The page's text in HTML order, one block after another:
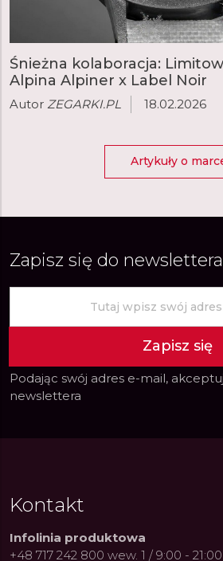
Śnieżna kolaboracja:
Alpina Alpiner x Label Noir
Autor ZEGARKI.PL 18.02.2026
Artykuły o
Zapisz się do newslettera
Zapisz się
Podając swój adres e-mail,
newslettera
Kontakt
Infolinia produktowa
+48 717 242 800 wew. 1 / 9:00 - 21:00